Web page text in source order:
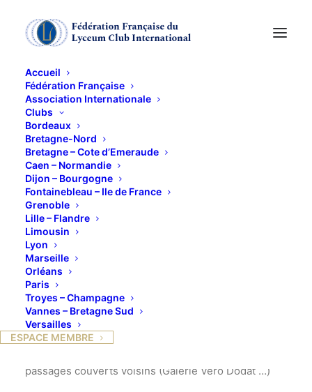
Accueil
Fédération Française
Association Internationale
Clubs
Bordeaux
Bretagne-Nord
Bretagne – Cote d’Emeraude
Caen – Normandie
Dijon – Bourgogne
Fontainebleau – Ile de France
Grenoble
Lille – Flandre
Limousin
Lyon
Marseille
Orléans
Paris
Troyes – Champagne
Vannes – Bretagne Sud
Versailles
ESPACE MEMBRE
28 MARS 2011
Visite du Sénat suivie d’un déjeuner dans le Salon
Napoléon, en compagnie du sénateur Ambroise
DUPON (si, toutefois, son calendrier le lui permet).
Nous visiterons ensuite, accompagnée par notre
amie Béatrice FIX, les jardins du Palais-Royanl et les
passages couverts voisins (Galerie Véro Dodat …)